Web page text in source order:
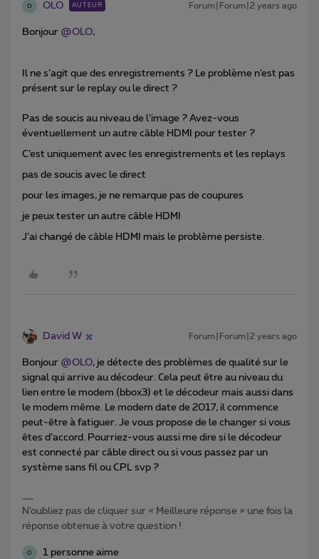
O OLO AUTEUR Forum|Forum|2 years ago
Bonjour @OLO,
Il ne s’agit que des enregistrements ? Le problème n’est pas
présent sur le replay ou le direct ?
Pas de soucis au niveau de l’image ? Avez-vous
éventuellement un autre câble HDMI pour tester ?
C’est uniquement avec les enregistrements et les replays
pas de soucis avec le direct
pour les images, je ne remarque pas de coupures
je peux tester un autre câble HDMI
J’ai changé de câble HDMI mais le problème persiste.
David W Forum|Forum|2 years ago
Bonjour @OLO, je détecte des problèmes de qualité sur le
signal qui arrive au décodeur. Cela peut être au niveau du
lien entre le modem (bbox3) et le décodeur mais aussi dans
le modem même. Le modem date de 2017, il commence
peut-être à fatiguer. Je vous propose de le changer si vous
êtes d’accord. Pourriez-vous aussi me dire si le décodeur
est connecté par câble direct ou si vous passez par un
système sans fil ou CPL svp ?
N’oubliez pas de cliquer sur « Meilleure réponse » une fois la
réponse obtenue à votre question !
O 1 personne aime